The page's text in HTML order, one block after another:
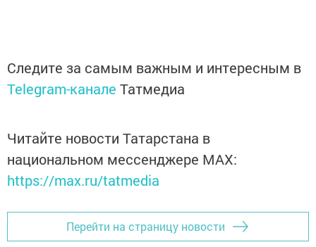
Следите за самым важным и интересным в
Telegram-канале Татмедиа
Читайте новости Татарстана в
национальном мессенджере MАХ:
https://max.ru/tatmedia
Перейти на страницу новости